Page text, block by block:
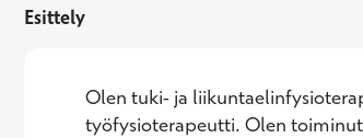
Esittely
Olen tuki- ja
työfysioterapeutti. Olen